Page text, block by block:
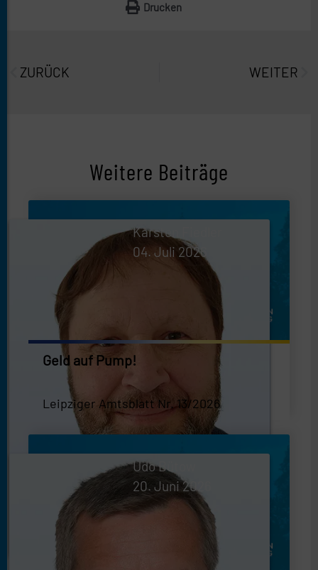
Drucken
ZURÜCK WEITER
Weitere Beiträge
Karsten Fiedler
04. Juli 2026
Geld auf Pump!
Leipziger Amtsblatt Nr. 13/2026
Udo Bütow
20. Juni 2026